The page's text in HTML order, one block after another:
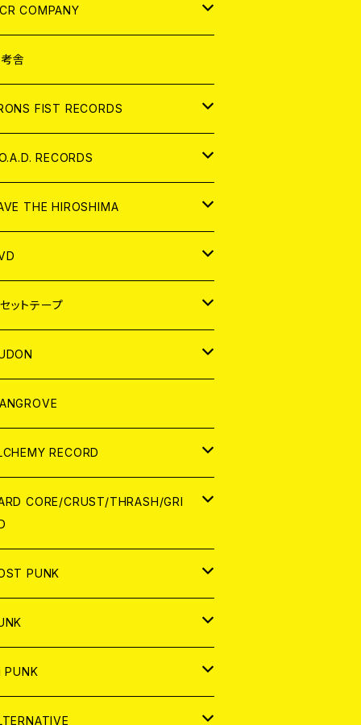
COMPANY
レル
舎
FIST RECORDS
RECORDS
THE HIROSHIMA
レル
ットテープ
レル
ログ
CONTENTS
RECORD
CORE/CRUST/THRASH/GRI
PUNK
PUNK